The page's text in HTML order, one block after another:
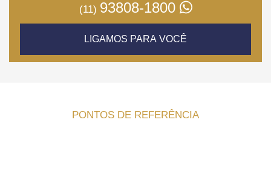
(11) 93808-1800
LIGAMOS PARA VOCÊ
PONTOS DE REFERÊNCIA